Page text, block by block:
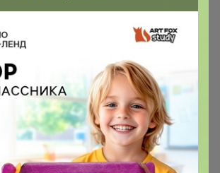
Хит
1 350р
-40%
2 260р